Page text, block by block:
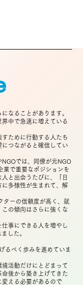
なることがあります。
中で急速に増えている
ために行動する人たち
つながると確信してい
では、同僚が元NGO
業で重要なポジションを
と出会うたびに、「日
多様性が生まれて、解
ターの信頼度が高く、就
の傾向はさらに強くな
事にできる人を増やし
した。
るべく歩みを進めていま
活動だけにとどまって
後から築き上げてきた
える必要があるので